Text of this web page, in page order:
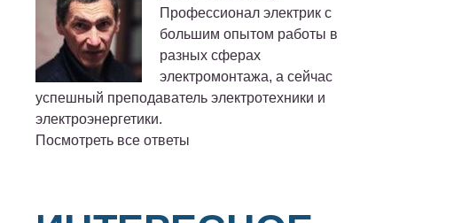
Профессионал электрик с
большим опытом работы в
разных сферах
электромонтажа, а сейчас
успешный преподаватель электротехники и
электроэнергетики.
Посмотреть все ответы